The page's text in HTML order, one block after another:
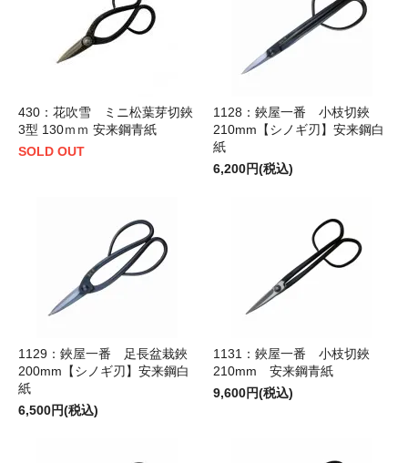
430：花吹雪 ミニ松葉芽切鋏
3型 130ｍｍ 安来鋼青紙
SOLD OUT
1128：鋏屋一番 小枝切鋏
210mm【シノギ刃】安来鋼白
紙
6,200円(税込)
1129：鋏屋一番 足長盆栽鋏
200mm【シノギ刃】安来鋼白
紙
6,500円(税込)
1131：鋏屋一番 小枝切鋏
210mm 安来鋼青紙
9,600円(税込)